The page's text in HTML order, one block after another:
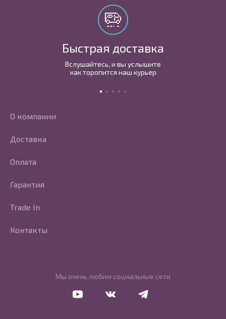
Быстрая доставка
Вслушайтесь, и вы услышите
как торопится наш курьер
Мы очень любим социальные сети
О компании
Доставка
Оплата
Гарантия
Trade In
Контакты